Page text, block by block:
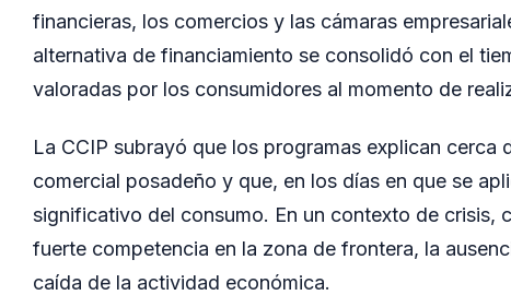
financieras, los comercios y las cámaras
alternativa de financiamiento se consolidó con el
valoradas por los consumidores al momento de
La CCIP subrayó que los programas explican cerca
comercial posadeño y que, en los días en que se
significativo del consumo. En un contexto de crisis,
fuerte competencia en la zona de frontera, la
caída de la actividad económica.